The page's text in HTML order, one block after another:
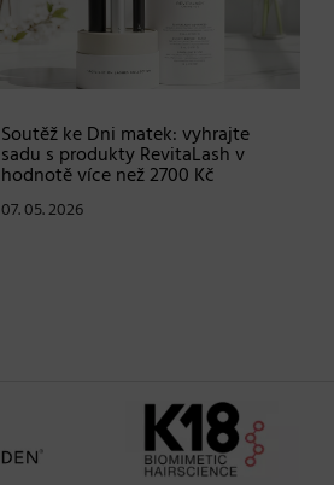
Soutěž ke Dni matek: vyhrajte
sadu s produkty RevitaLash v
hodnotě více než 2700 Kč
07. 05. 2026